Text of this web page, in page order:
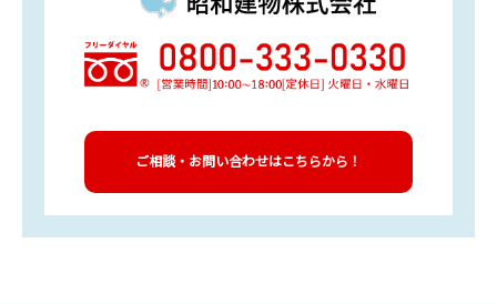
ご相談・お問い合わせはこちらから！